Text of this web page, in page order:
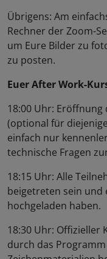
Übrigens: Am
Rechner der Zoom-
um Eure Bilder zu
zu posten.
Euer After Work-
18:00 Uhr: Eröffnung
(optional für
einfach nur
technische Fragen
18:15 Uhr: Alle
beigetreten sein und
hochgeladen haben.
18:30 Uhr: Offizieller
durch das